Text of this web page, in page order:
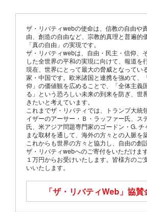
ザ・リバティwebの使命は、信教の自由や
由、創造の自由など、宗教的真理と普遍的
「真の自由」の実現です。
ザ・リバティwebは、自由・民主・信仰、
した全世界の平和の実現に向けて、報道を
現在、世界にとって最大の脅威となってい
家・中国です。欧米諸国と連携を強めて、
仰」の価値観を広めることで、「全体主義
る」という恐ろしい未来の到来を防ぎ、世
きたいと考えています。
これまでザ・リバティでは、トランプ大統
イザーのアーサー・Ｂ・ラッファー氏、ス
氏、米アジア問題専門家のゴードン・G.
まな取材を通して、海外の方々との人脈を
これからも世界の方々と協力し、自由の創
ザ・リバティwebへのご寄付をいただけま
１万円からお受けいたします。皆様方のご
いいたします。
「ザ・リバティWeb」 協賛